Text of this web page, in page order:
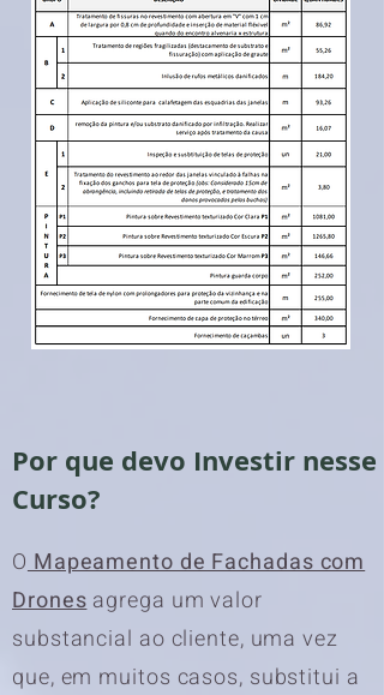
Por que devo Investir nesse
Curso?
OMapeamento de Fachadas com
Dronesagrega um valor
substancial ao cliente, uma vez
que, em muitos casos, substitui a